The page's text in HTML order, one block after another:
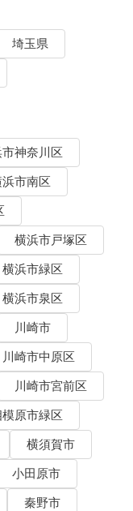
埼玉県
神奈川区
市南区
横浜市戸塚区
横浜市緑区
横浜市泉区
川崎市
川崎市中原区
川崎市宮前区
原市緑区
横須賀市
小田原市
秦野市